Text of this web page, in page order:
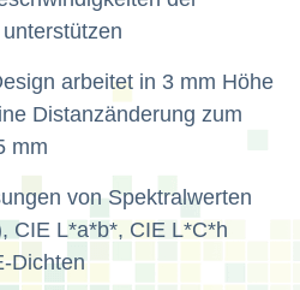
arbeitet in 3 mm Höhe
Distanzänderung zum
mm
von Spektralwerten
CIE L*a*b*, CIE L*C*h
Dichten